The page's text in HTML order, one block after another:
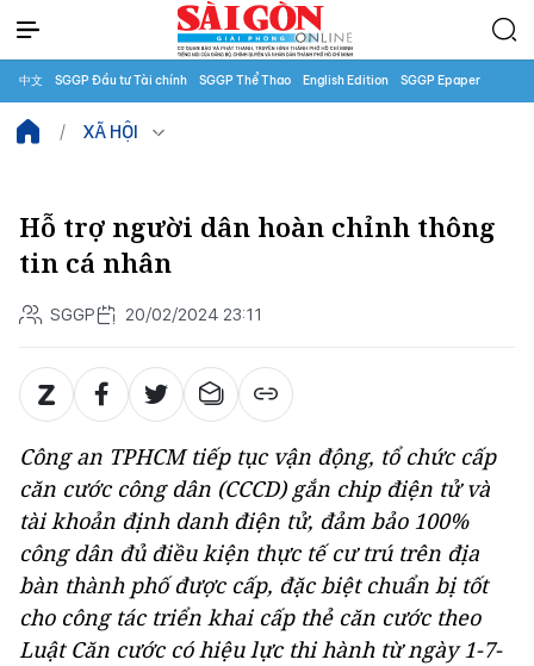
中文 SGGP Đầu tư Tài chính SGGP Thể Thao English Edition SGGP Epaper
XÃ HỘI
Hỗ trợ người dân hoàn chỉnh thông
tin cá nhân
SGGP 20/02/2024 23:11
Công an TPHCM tiếp tục vận động, tổ chức cấp
căn cước công dân (CCCD) gắn chip điện tử và
tài khoản định danh điện tử, đảm bảo 100%
công dân đủ điều kiện thực tế cư trú trên địa
bàn thành phố được cấp, đặc biệt chuẩn bị tốt
cho công tác triển khai cấp thẻ căn cước theo
Luật Căn cước có hiệu lực thi hành từ ngày 1-7-